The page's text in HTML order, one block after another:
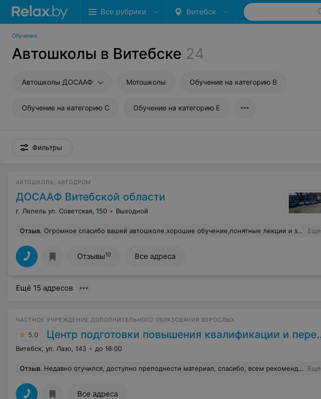
Все рубрики Витебск
Обучение
Автошколы в Витебске 24
Автошколы ДОСААФ Мотошколы Обучение на категорию B
Обучение на категорию C Обучение на категорию E
Фильтры
АВТОШКОЛА, АВТОДРОМ
ДОСААФ Витебской области
г. Лепель ул. Советская, 150 Выходной
Отзыв. Огромное спасибо вашей автошколе.хорошие обучение,понятные лекции и замечательная практика.огромное спасибо инструкторам и преподавателям особое спасибо Петру Васильевичу и Директору Виктору Николаевичу Еще
Отзывы10 Все адреса
Ещё 15 адресов
ЧАСТНОЕ УЧРЕЖДЕНИЕ ДОПОЛНИТЕЛЬНОГО ОБРАЗОВАНИЯ ВЗРОСЛЫХ
5.0 Центр подготовки повышения квалификации и переподготовки рабочих
Витебск, ул. Лазо, 143 до 16:00
Отзыв. Недавно отучился, доступно преподнести материал, спасибо, всем рекомендую. Еще
Все адреса